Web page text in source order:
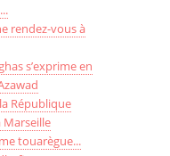
rendez-vous à
s’exprime en
République
Marseille
touarègue...